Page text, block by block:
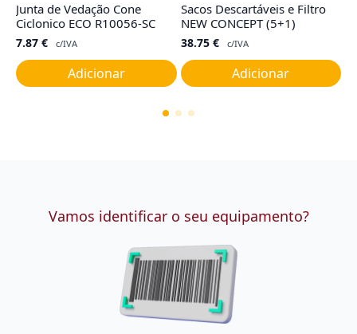
Junta de Vedação Cone
Ciclonico ECO R10056-SC
7.87 € c/IVA
Adicionar
Sacos Descartáveis e Filtro
NEW CONCEPT (5+1)
38.75 € c/IVA
Adicionar
Vamos identificar o seu equipamento?